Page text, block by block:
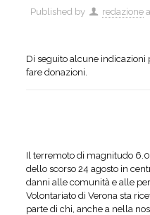
Published by redazione
Di seguito alcune indicazioni
fare donazioni.
Il terremoto di magnitudo
dello scorso 24 agosto in
danni alle comunità e alle
Volontariato di Verona sta
parte di chi, anche a nella